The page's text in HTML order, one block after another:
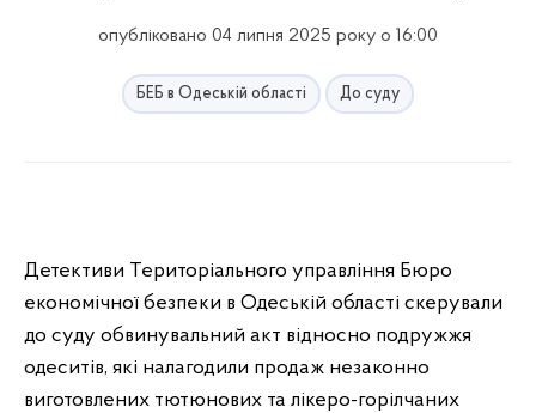
опубліковано 04 липня 2025 року о 16:00
БЕБ в Одеській області До суду
Детективи Територіального управління Бюро
економічної безпеки в Одеській області скерували
до суду обвинувальний акт відносно подружжя
одеситів, які налагодили продаж незаконно
виготовлених тютюнових та лікеро-горілчаних